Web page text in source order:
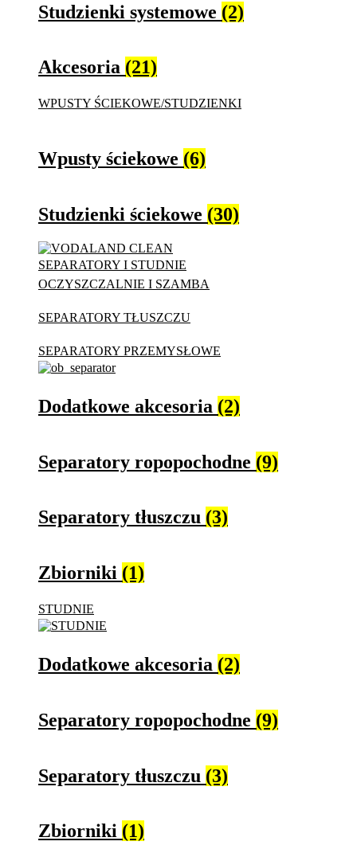
Studzienki systemowe (2)
Akcesoria (21)
WPUSTY ŚCIEKOWE/STUDZIENKI
Wpusty ściekowe (6)
Studzienki ściekowe (30)
SEPARATORY I STUDNIE
OCZYSZCZALNIE I SZAMBA
SEPARATORY TŁUSZCZU
SEPARATORY PRZEMYSŁOWE
Dodatkowe akcesoria (2)
Separatory ropopochodne (9)
Separatory tłuszczu (3)
Zbiorniki (1)
STUDNIE
Dodatkowe akcesoria (2)
Separatory ropopochodne (9)
Separatory tłuszczu (3)
Zbiorniki (1)